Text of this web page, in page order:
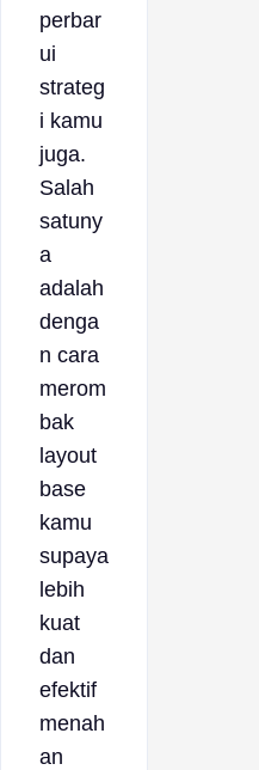
perbar
ui
strateg
i kamu
juga.
Salah
satuny
a
adalah
denga
n cara
merom
bak
layout
base
kamu
supaya
lebih
kuat
dan
efektif
menah
an